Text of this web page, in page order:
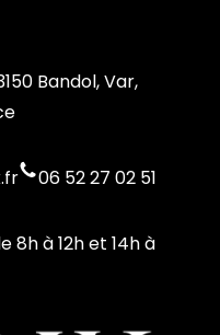
Bandol, Var,
06 52 27 02 51
8h à 12h et 14h à